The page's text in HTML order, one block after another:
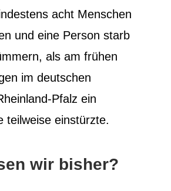
acht Menschen
und eine Person starb
als am frühen
im deutschen
Pfalz ein
teilweise einstürzte.
wir bisher?